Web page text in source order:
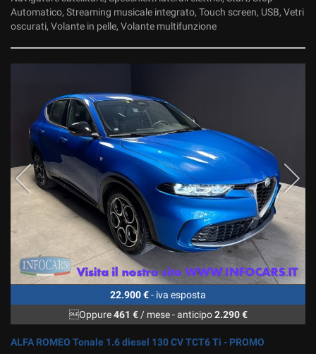
Automatico, Streaming musicale integrato, Touch screen, USB, Vetri
oscurati, Volante in pelle, Volante multifunzione
22.900 €- iva esposta
Oppure461 €/ mese-anticipo2.290 €
ALFA ROMEO Tonale 1.6 diesel 130 CV TCT6 Ti - PROMO